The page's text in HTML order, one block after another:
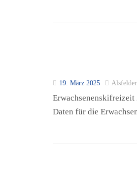
19. März 2025
Erwachsenenskifreizeit
Daten für die